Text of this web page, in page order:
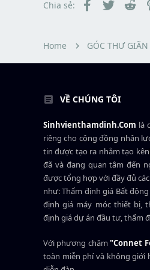
Chia sẻ: Facebook
Twitter
Home GÓC THƯ GIÃN
VỀ CHÚNG TÔI
Sinhvienthamdinh.Com là
riêng cho cộng đồng nhân
tin được tạo ra nhằm tạo
đã và đang quan tâm đến
được tổng hợp với đầy đủ
như: Thẩm định giá Bất
định giá máy móc thiết bị,
định giá dự án đầu tư, thẩm
Với phương châm"Connet
toàn miễn phí và không